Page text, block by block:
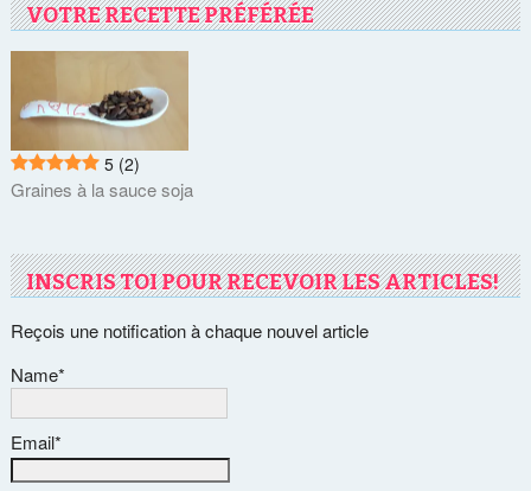
VOTRE RECETTE PRÉFÉRÉE
5 (2)
Graines à la sauce soja
INSCRIS TOI POUR RECEVOIR LES ARTICLES!
Reçois une notification à chaque nouvel article
Name*
Email*